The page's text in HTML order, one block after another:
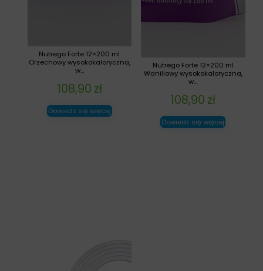
Nutrego Forte 12×200 ml
Waniliowy wysokokaloryczna,
w...
108,90 zł
Dowiedz się więcej
Nutrego Forte 12×200 ml
Orzechowy wysokokaloryczna,
w...
108,90 zł
Dowiedz się więcej